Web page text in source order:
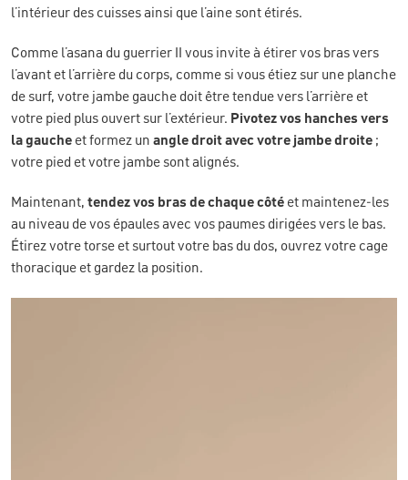
l’intérieur des cuisses ainsi que l’aine sont étirés.
Comme l’asana du guerrier II vous invite à étirer vos bras vers
l’avant et l’arrière du corps, comme si vous étiez sur une planche
de surf, votre jambe gauche doit être tendue vers l’arrière et
votre pied plus ouvert sur l’extérieur. Pivotez vos hanches vers
la gauche et formez un angle droit avec votre jambe droite ;
votre pied et votre jambe sont alignés.
Maintenant, tendez vos bras de chaque côté et maintenez-les
au niveau de vos épaules avec vos paumes dirigées vers le bas.
Étirez votre torse et surtout votre bas du dos, ouvrez votre cage
thoracique et gardez la position.